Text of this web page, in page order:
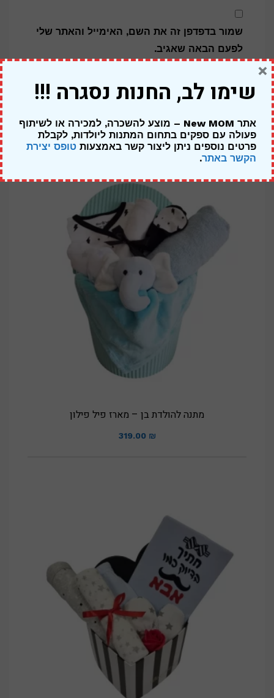
שמור בדפדפן זה את השם, האימייל והאתר שלי
לפעם הבאה שאגיב.
מוצרים קשורים
מתנה להולדת בן – מארז פיל פילון
319.00 ₪
שימו לב, החנות נסגרה !!!
אתר New MOM – מוצע להשכרה, למכירה או לשיתוף
פעולה עם ספקים בתחום המתנות ליולדות, לקבלת
פרטים נוספים ניתן ליצור קשר באמצעות טופס יצירת
הקשר באתר.
×